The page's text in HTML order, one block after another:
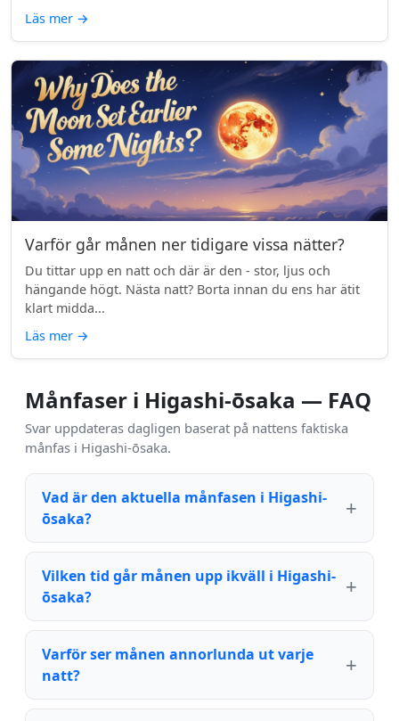
Läs mer →
Varför går månen ner tidigare vissa nätter?
Du tittar upp en natt och där är den - stor, ljus och
hängande högt. Nästa natt? Borta innan du ens har ätit
klart midda...
Läs mer →
Månfaser i Higashi-ōsaka — FAQ
Svar uppdateras dagligen baserat på nattens faktiska
månfas i Higashi-ōsaka.
Vad är den aktuella månfasen i Higashi-
ōsaka?
Vilken tid går månen upp ikväll i Higashi-
ōsaka?
Varför ser månen annorlunda ut varje
natt?